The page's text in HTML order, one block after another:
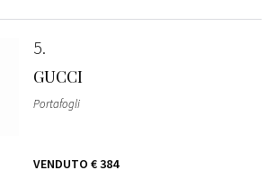
5
GUCCI
Portafogli
VENDUTO € 384